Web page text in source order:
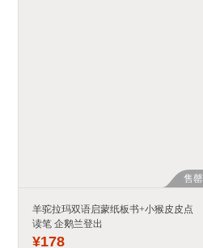
售罄
羊驼拉玛双语启蒙纸板书+小猴皮皮点
读笔 企鹅兰登出
¥178